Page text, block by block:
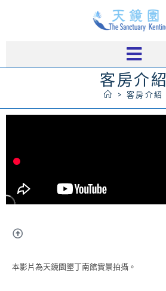
客房介紹
> 客房介紹
本影片為天鏡園墾丁南館實景拍攝。